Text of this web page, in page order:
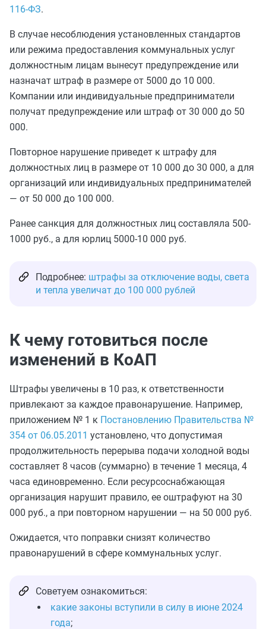
116-ФЗ.
В случае несоблюдения установленных стандартов
или режима предоставления коммунальных услуг
должностным лицам вынесут предупреждение или
назначат штраф в размере от 5000 до 10 000.
Компании или индивидуальные предприниматели
получат предупреждение или штраф от 30 000 до 50
000.
Повторное нарушение приведет к штрафу для
должностных лиц в размере от 10 000 до 30 000, а для
организаций или индивидуальных предпринимателей
— от 50 000 до 100 000.
Ранее санкция для должностных лиц составляла 500-
1000 руб., а для юрлиц 5000-10 000 руб.
Подробнее: штрафы за отключение воды, света
и тепла увеличат до 100 000 рублей
К чему готовиться после
изменений в КоАП
Штрафы увеличены в 10 раз, к ответственности
привлекают за каждое правонарушение. Например,
приложением № 1 к Постановлению Правительства №
354 от 06.05.2011 установлено, что допустимая
продолжительность перерыва подачи холодной воды
составляет 8 часов (суммарно) в течение 1 месяца, 4
часа единовременно. Если ресурсоснабжающая
организация нарушит правило, ее оштрафуют на 30
000 руб., а при повторном нарушении — на 50 000 руб.
Ожидается, что поправки снизят количество
правонарушений в сфере коммунальных услуг.
Советуем ознакомиться:
какие законы вступили в силу в июне 2024
года;